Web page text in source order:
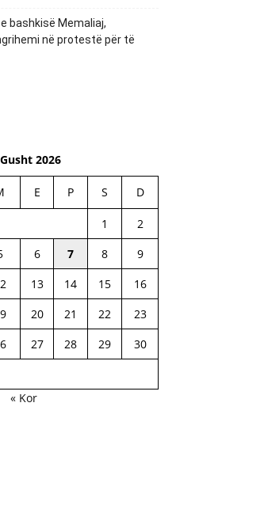
bashkisë Memaliaj,
në protestë për të
Gusht 2026
E P S D
1
2
6 7 8
9
13 14 15
16
20 21 22
23
27 28 29
30
« Kor